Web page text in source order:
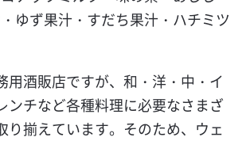
ゆず果汁・すだち果汁・ハチミツ
用酒販店ですが、和・洋・中・イ
ンチなど各種料理に必要なさまざ
り揃えています。そのため、ウェ